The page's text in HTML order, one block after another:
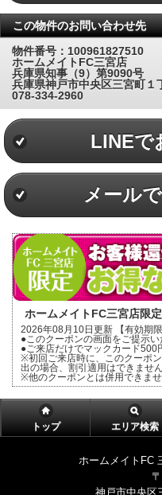
この物件のお問い合わせ先
物件番号：100961827510
ホームメイトFC三宮店
兵庫県知事（9）第9090号
兵庫県神戸市中央区三宮町１
078-334-2960
LINEで
メール
ホームメイトFC三宮店限
2026年08月10日更新 【有効期
●このクーポンの画面をご提示
●ご来店だけでマックカード500
※初回ご来店時に、このクーポ
出の場合、割引適用はできません
※他のクーポンとは併用できませ
トップ エリア検索
ホームメイトFC
神戸市中央区